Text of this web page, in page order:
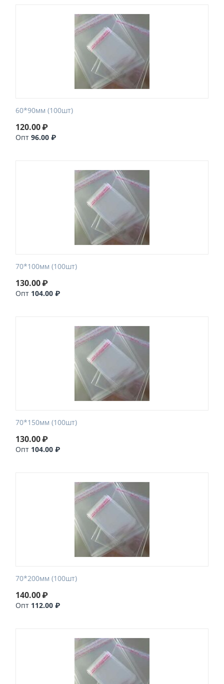
60*90мм (100шт)
120.00₽
Опт 96.00 ₽
70*100мм (100шт)
130.00₽
Опт 104.00 ₽
70*150мм (100шт)
130.00₽
Опт 104.00 ₽
70*200мм (100шт)
140.00₽
Опт 112.00 ₽